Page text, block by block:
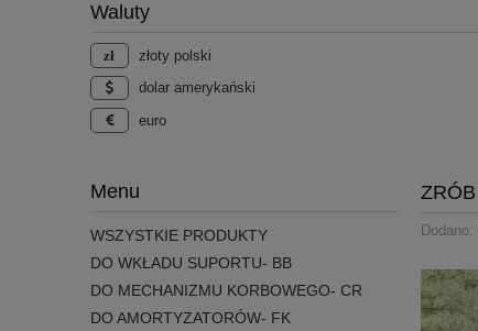
Waluty
złoty polski
dolar amerykański
euro
Menu
WSZYSTKIE PRODUKTY
DO WKŁADU SUPORTU- BB
DO MECHANIZMU KORBOWEGO- CR
DO AMORTYZATORÓW- FK
Dodano: